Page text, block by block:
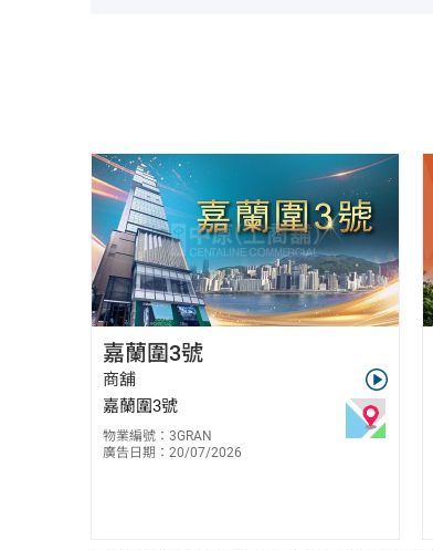
E-053344
嘉蘭圍3號
商舖
嘉蘭圍3號
物業編號：3GRAN
廣告日期：20/07/2026